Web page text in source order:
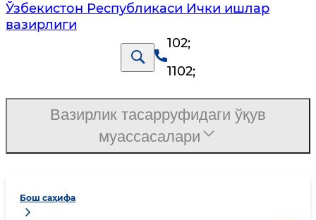
Ўзбекистон Республикаси Ички ишлар
вазирлиги
102;
1102;
Бош саҳифа
Вазирлик тасарруфидаги ўқув
муассасалари